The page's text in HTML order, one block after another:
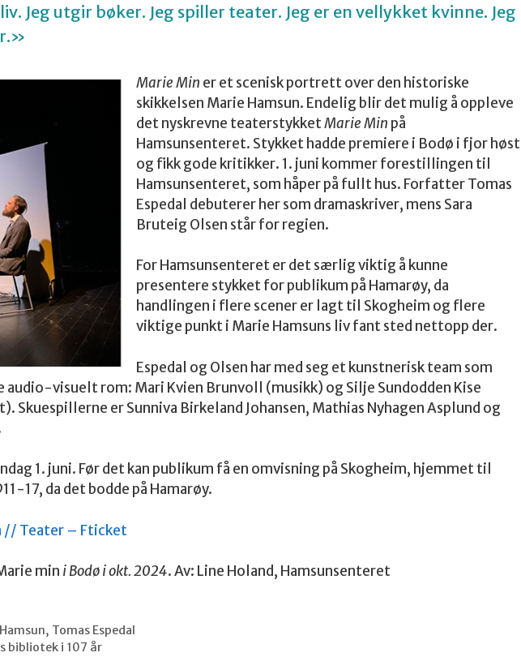
Jeg utgir bøker. Jeg spiller teater. Jeg er en vellykket kvinne. Jeg
Marie Min er et scenisk portrett over den historiske
skikkelsen Marie Hamsun. Endelig blir det mulig å oppleve
det nyskrevne teaterstykketMarie Min på
Hamsunsenteret. Stykket hadde premiere i Bodø i fjor høst
og fikk gode kritikker. 1. juni kommer forestillingen til
Hamsunsenteret, som håper på fullt hus. Forfatter Tomas
Espedal debuterer her som dramaskriver, mens Sara
Bruteig Olsen står for regien.
For Hamsunsenteret er det særlig viktig å kunne
presentere stykket for publikum på Hamarøy, da
handlingen i flere scener er lagt til Skogheim og flere
viktige punkt i Marie Hamsuns liv fant sted nettopp der.
Espedal og Olsen har med seg et kunstnerisk team som
audio-visuelt rom: Mari Kvien Brunvoll (musikk) og Silje Sundodden Kise
Skuespillerne er Sunniva Birkeland Johansen, Mathias Nyhagen Asplund og
1. juni. Før det kan publikum få en omvisning på Skogheim, hjemmet til
17, da det bodde på Hamarøy.
// Teater – Fticket
min i Bodø i okt. 2024. Av: Line Holand, Hamsunsenteret
, Tomas Espedal
bibliotek i 107 år